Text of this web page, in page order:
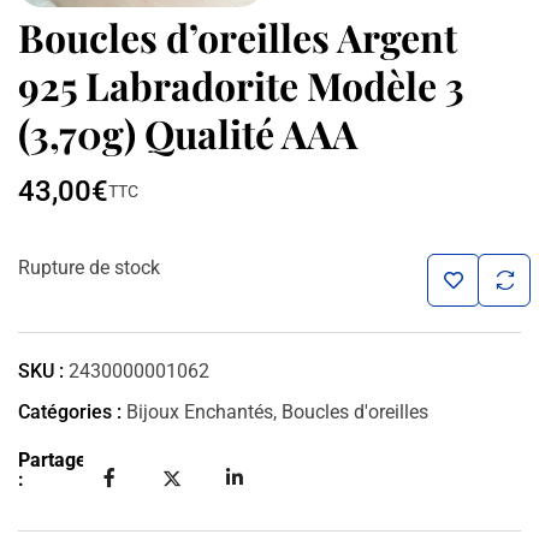
Boucles d’oreilles Argent
925 Labradorite Modèle 3
(3,70g) Qualité AAA
43,00€TTC
Rupture de stock
SKU : 2430000001062
Catégories : Bijoux Enchantés, Boucles d'oreilles
Partager
: